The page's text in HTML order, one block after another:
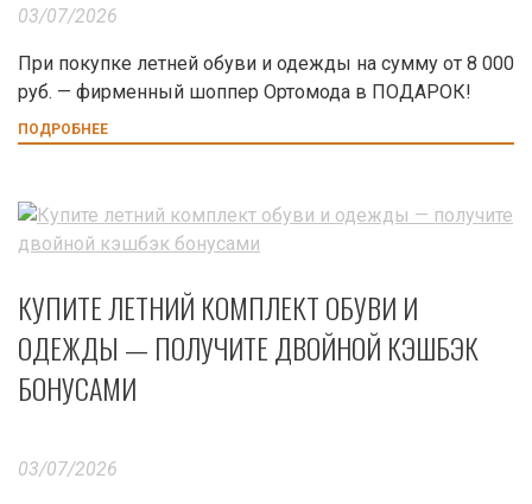
03/07/2026
При покупке летней обуви и одежды на сумму от 8 000
руб. — фирменный шоппер Ортомода в ПОДАРОК!
ПОДРОБНЕЕ
КУПИТЕ ЛЕТНИЙ КОМПЛЕКТ ОБУВИ И
ОДЕЖДЫ — ПОЛУЧИТЕ ДВОЙНОЙ КЭШБЭК
БОНУСАМИ
03/07/2026